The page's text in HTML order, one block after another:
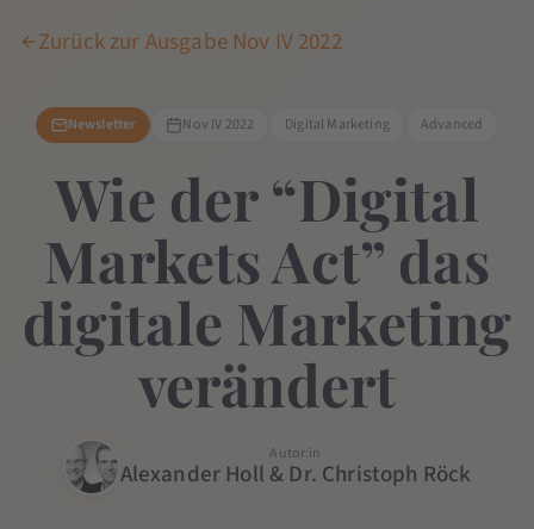
Zurück zur Ausgabe Nov IV 2022
Newsletter Nov IV 2022 Digital Marketing Advanced
Wie der “Digital
Markets Act” das
digitale Marketing
verändert
Autor:in
Alexander Holl & Dr. Christoph Röck